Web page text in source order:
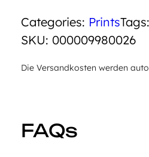
Categories: PrintsTags:
SKU: 000009980026
Die Versandkosten werden
FAQs